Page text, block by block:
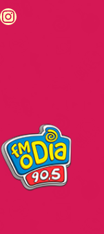
https://www.instagram.com/fmodia.cabofrio/